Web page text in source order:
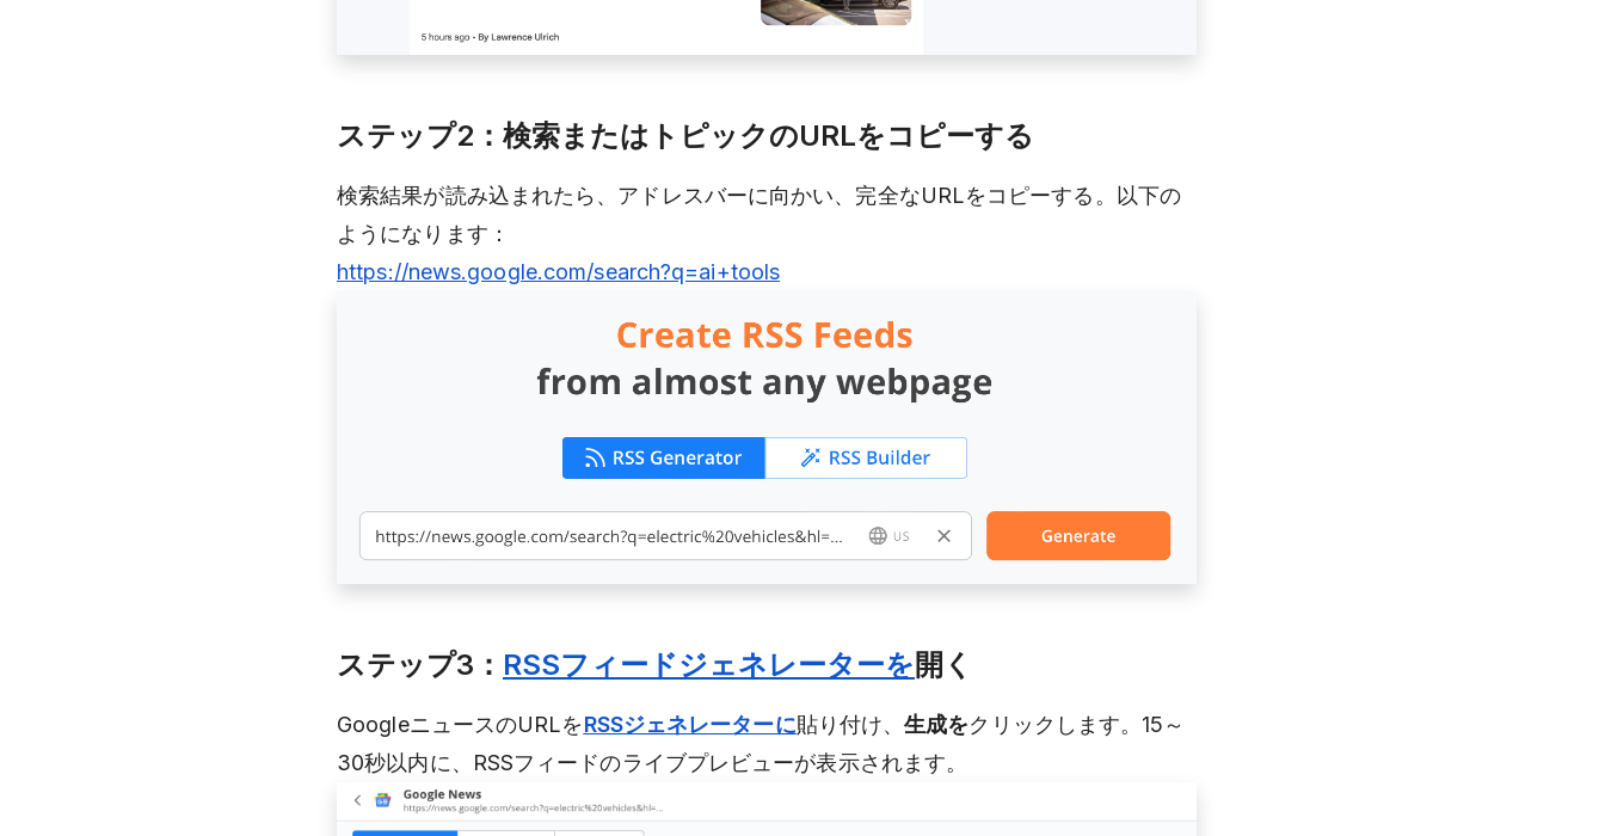
ステップ2：検索またはトピックのURLをコピーする
検索結果が読み込まれたら、アドレスバーに向かい、完全なURLをコピーする。以下の
ようになります：
https://news.google.com/search?q=ai+tools
ステップ3： RSSフィードジェネレーターを開く
GoogleニュースのURLをRSSジェネレーターに貼り付け、生成をクリックします。15～
30秒以内に、RSSフィードのライブプレビューが表示されます。